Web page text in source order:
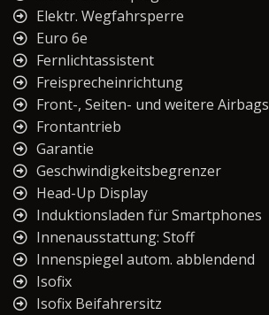
Elektr. Wegfahrsperre
Euro 6e
Fernlichtassistent
Freisprecheinrichtung
Front-, Seiten- und weitere Airbags
Frontantrieb
Garantie
Geschwindigkeitsbegrenzer
Head-Up Display
Induktionsladen für Smartphones
Innenausstattung: Stoff
Innenspiegel autom. abblendend
Isofix
Isofix Beifahrersitz